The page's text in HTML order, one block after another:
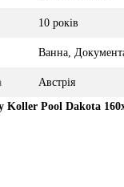
10 років
Ванна,
Австрія
Koller Pool Dakota